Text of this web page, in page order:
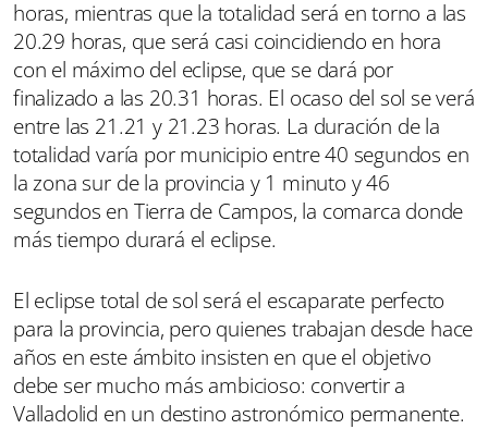
horas, mientras que la totalidad será en torno a las
20.29 horas, que será casi coincidiendo en hora
con el máximo del eclipse, que se dará por
finalizado a las 20.31 horas. El ocaso del sol se verá
entre las 21.21 y 21.23 horas. La duración de la
totalidad varía por municipio entre 40 segundos en
la zona sur de la provincia y 1 minuto y 46
segundos en Tierra de Campos, la comarca donde
más tiempo durará el eclipse.
El eclipse total de sol será el escaparate perfecto
para la provincia, pero quienes trabajan desde hace
años en este ámbito insisten en que el objetivo
debe ser mucho más ambicioso: convertir a
Valladolid en un destino astronómico permanente.